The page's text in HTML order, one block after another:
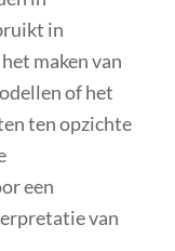
in
maken van
of het
ten opzichte
een
van